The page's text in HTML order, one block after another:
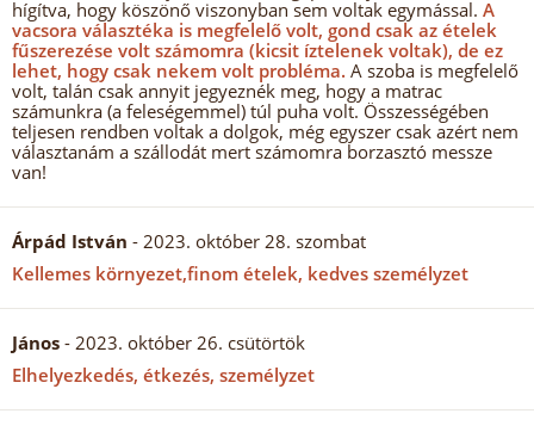
hígítva, hogy köszönő viszonyban sem voltak egymással. A
vacsora választéka is megfelelő volt, gond csak az ételek
fűszerezése volt számomra (kicsit íztelenek voltak), de ez
lehet, hogy csak nekem volt probléma. A szoba is megfelelő
volt, talán csak annyit jegyeznék meg, hogy a matrac
számunkra (a feleségemmel) túl puha volt. Összességében
teljesen rendben voltak a dolgok, még egyszer csak azért nem
választanám a szállodát mert számomra borzasztó messze
van!
Árpád István - 2023. október 28. szombat
Kellemes környezet,finom ételek, kedves személyzet
János - 2023. október 26. csütörtök
Elhelyezkedés, étkezés, személyzet